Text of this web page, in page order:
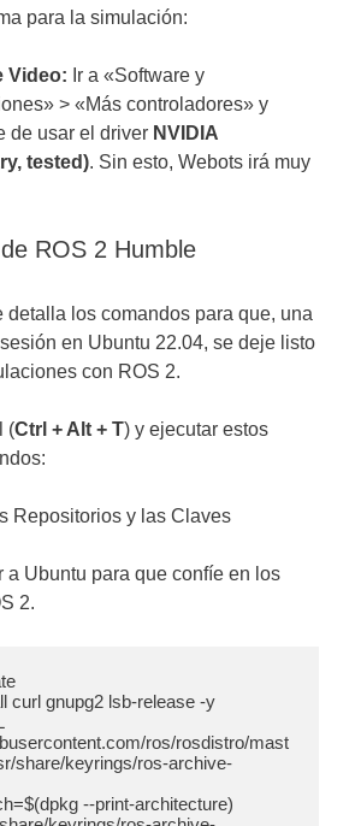
para la simulación:
Video: Ir a «Software y
> «Más controladores» y
de usar el driver NVIDIA
tested). Sin esto, Webots irá muy
ROS 2 Humble
detalla los comandos para que, una
en Ubuntu 22.04, se deje listo
con ROS 2.
(Ctrl + Alt + T) y ejecutar estos
Repositorios y las Claves
a Ubuntu para que confíe en los
2.
ros/rosdistro/mast
share/keyrings/ros-archive-
--print-architecture)